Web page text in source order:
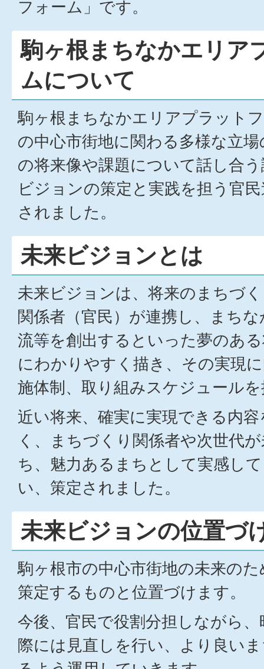
フォーム」です。
駒ヶ根まちなかエリア
ムについて
駒ヶ根まちなかエリアプラット
の中心市街地に関わる多様な立
の将来像や課題について話し合
ビジョンの策定と実践を担う官
されました。
未来ビジョンとは
未来ビジョンは、将来のまちづ
関係者（官民）が連携し、まち
流等を創出するといった夢のあ
にわかりやすく描き、その実現
施体制、取り組みスケジュール
近い将来、確実に実現できる内
く、まちづくり関係者や次世代
ち、魅力あるまちとして実感し
い、策定されました。
未来ビジョンの位置づ
駒ヶ根市の中心市街地の未来の
策定するものと位置づけます。
今後、官民で役割分担しながら
際には見直しを行い、より良い